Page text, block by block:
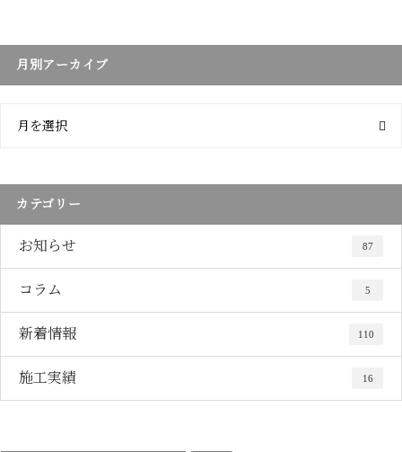
月別アーカイブ
月を選択
カテゴリー
お知らせ 87
コラム 5
新着情報 110
施工実績 16